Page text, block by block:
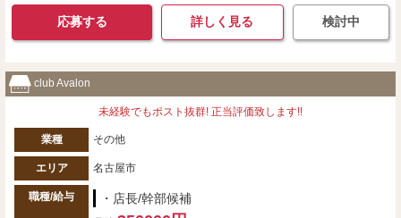
応募する 詳しく見る 検討中
club Avalon
未経験でもポスト抜群! 正当評価致します!!
業種 その他
エリア 名古屋市
職種/給与 ・店長/幹部候補